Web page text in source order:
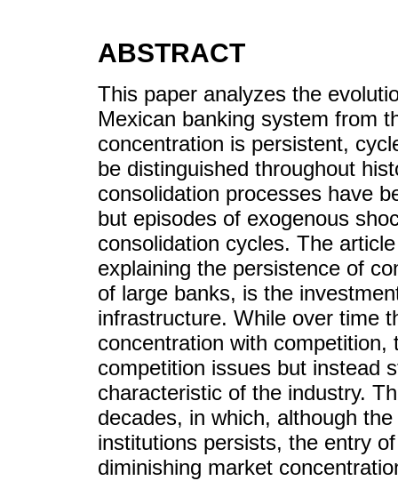
ABSTRACT
This paper analyzes the
Mexican banking system from
concentration is persistent,
be distinguished throughout
consolidation processes have
but episodes of exogenous
consolidation cycles. The
explaining the persistence of
of large banks, is the
infrastructure. While over time
concentration with
competition issues but instead
characteristic of the industry.
decades, in which, although
institutions persists, the entry
diminishing market